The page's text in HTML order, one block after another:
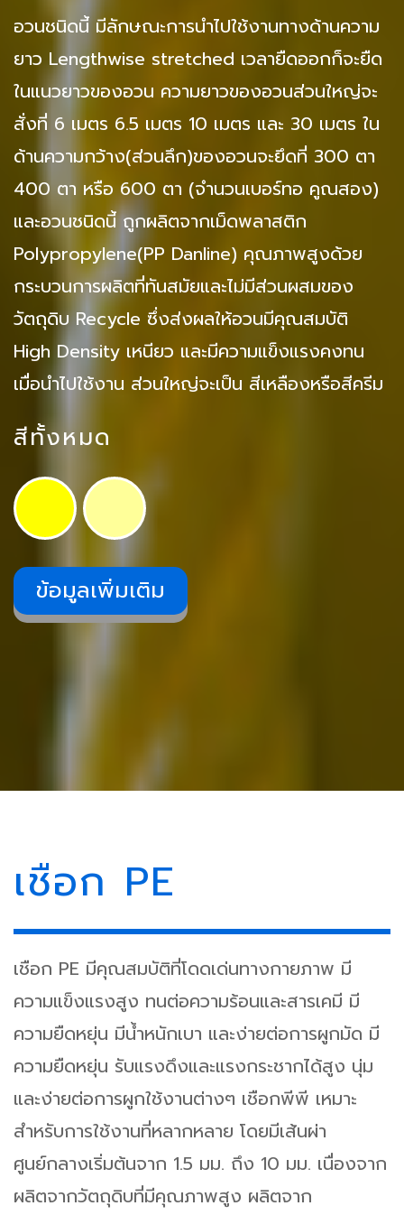
อวนชนิดนี้ มีลักษณะการนำไปใช้งานทางด้านความ
ยาว Lengthwise stretched เวลายืดออกก็จะยืด
ในแนวยาวของอวน ความยาวของอวนส่วนใหญ่จะ
สั่งที่ 6 เมตร 6.5 เมตร 10 เมตร และ 30 เมตร ใน
ด้านความกว้าง(ส่วนลึก)ของอวนจะยึดที่ 300 ตา
400 ตา หรือ 600 ตา (จำนวนเบอร์ทอ คูณสอง)
และอวนชนิดนี้ ถูกผลิตจากเม็ดพลาสติก
Polypropylene(PP Danline) คุณภาพสูงด้วย
กระบวนการผลิตที่ทันสมัยและไม่มีส่วนผสมของ
วัตถุดิบ Recycle ซึ่งส่งผลให้อวนมีคุณสมบัติ
High Density เหนียว และมีความแข็งแรงคงทน
เมื่อนำไปใช้งาน ส่วนใหญ่จะเป็น สีเหลืองหรือสีครีม
สีทั้งหมด
ข้อมูลเพิ่มเติม
เชือก PE
เชือก PE มีคุณสมบัติที่โดดเด่นทางกายภาพ มี
ความแข็งแรงสูง ทนต่อความร้อนและสารเคมี มี
ความยืดหยุ่น มีน้ำหนักเบา และง่ายต่อการผูกมัด มี
ความยืดหยุ่น รับแรงดึงและแรงกระชากได้สูง นุ่ม
และง่ายต่อการผูกใช้งานต่างๆ เชือกพีพี เหมาะ
สำหรับการใช้งานที่หลากหลาย โดยมีเส้นผ่า
ศูนย์กลางเริ่มต้นจาก 1.5 มม. ถึง 10 มม. เนื่องจาก
ผลิตจากวัตถุดิบที่มีคุณภาพสูง ผลิตจาก